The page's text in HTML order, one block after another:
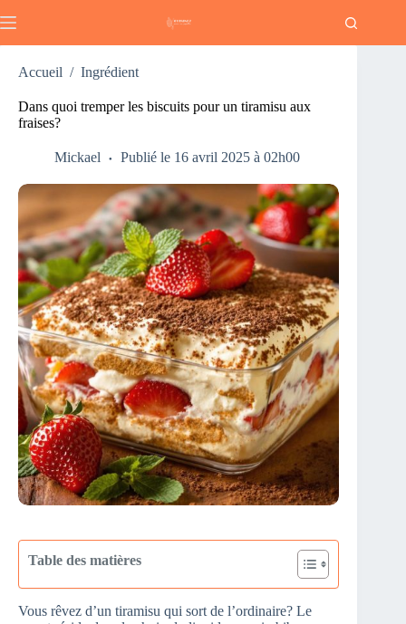
au
Accueil / Ingrédient
Dans quoi tremper les biscuits pour un tiramisu aux
fraises?
Mickael Publié le 16 avril 2025 à 02h00
Table des matières
Vous rêvez d’un tiramisu qui sort de l’ordinaire? Le